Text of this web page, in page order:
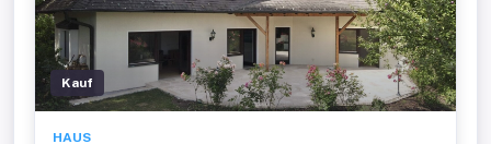
Kauf
HAUS